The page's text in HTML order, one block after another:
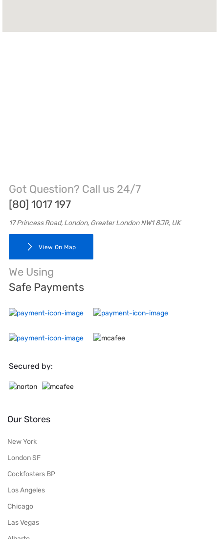
Got Question? Call us 24/7
[80] 1017 197
17 Princess Road, London, Greater London NW1 8JR, UK
View On Map
We Using
Safe Payments
Secured by:
Our Stores
New York
London SF
Cockfosters BP
Los Angeles
Chicago
Las Vegas